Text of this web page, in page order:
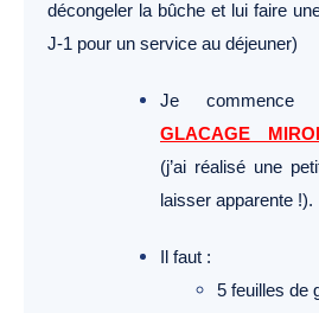
décongeler la bûche et lui faire
J-1 pour un service au déjeuner)
Je commence
GLACAGE
(j’ai réalisé une
laisser apparente !).
Il faut :
5 feuilles de